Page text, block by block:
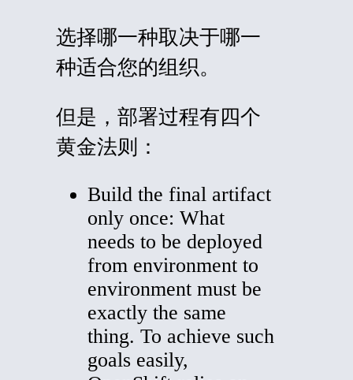
选择哪一种取决于哪一
种适合您的组织。
但是，部署过程有四个
黄金法则：
Build the final artifact
only once: What
needs to be deployed
from environment to
environment must be
exactly the same
thing. To achieve such
goals easily,